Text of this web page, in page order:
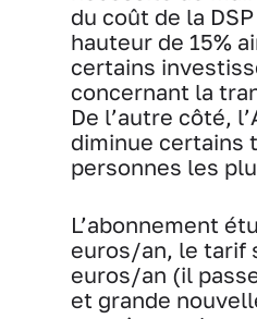
du coût de la
hauteur de 15%
certains
concernant la
De l’autre côté,
diminue certains
personnes les
L’abonnement
euros/an, le tarif
euros/an (il
et grande